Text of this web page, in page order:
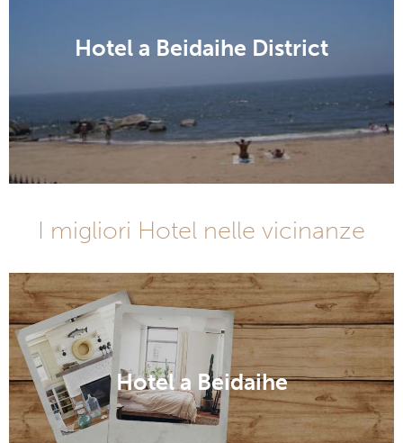
Hotel a Beidaihe District
I migliori Hotel nelle vicinanze
Hotel a Beidaihe